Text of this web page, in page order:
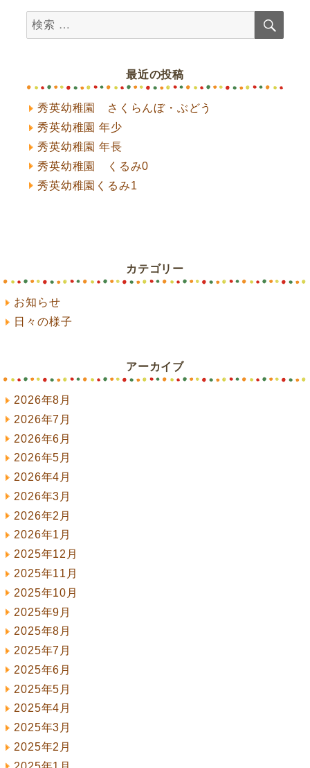
検
検
最近の投稿
秀英幼稚園 さくらんぼ・ぶどう
秀英幼稚園 年少
秀英幼稚園 年長
秀英幼稚園 くるみ0
秀英幼稚園くるみ1
カテゴリー
お知らせ
日々の様子
アーカイブ
2026年8月
2026年7月
2026年6月
2026年5月
2026年4月
2026年3月
2026年2月
2026年1月
2025年12月
2025年11月
2025年10月
2025年9月
2025年8月
2025年7月
2025年6月
2025年5月
2025年4月
2025年3月
2025年2月